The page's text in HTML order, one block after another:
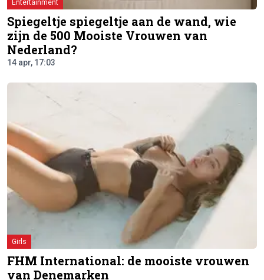
Entertainment
Spiegeltje spiegeltje aan de wand, wie
zijn de 500 Mooiste Vrouwen van
Nederland?
14 apr, 17:03
Girls
FHM International: de mooiste vrouwen
van Denemarken